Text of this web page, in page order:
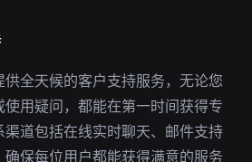
全天候的客户支持服务，无论您
用疑问，都能在第一时间获得专
渠道包括在线实时聊天、邮件支持
保每位用户都能获得满意的服务